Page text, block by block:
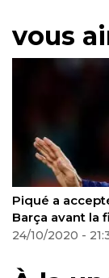
vous
50% à